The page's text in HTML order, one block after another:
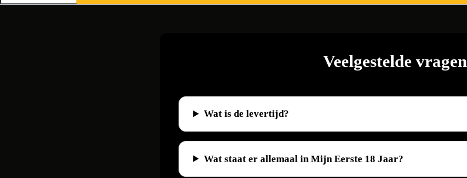
Jaar
Veelgestelde vragen
Wat is de levertijd?
Wat staat er allemaal in Mijn Eerste 18 Jaar?